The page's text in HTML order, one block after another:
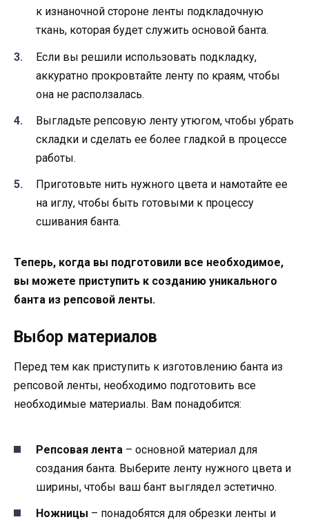
к изнаночной стороне ленты подкладочную
ткань, которая будет служить основой банта.
Если вы решили использовать подкладку,
аккуратно прокровтайте ленту по краям, чтобы
она не расползалась.
Выгладьте репсовую ленту утюгом, чтобы убрать
складки и сделать ее более гладкой в процессе
работы.
Приготовьте нить нужного цвета и намотайте ее
на иглу, чтобы быть готовыми к процессу
сшивания банта.
Теперь, когда вы подготовили все необходимое,
вы можете приступить к созданию уникального
банта из репсовой ленты.
Выбор материалов
Перед тем как приступить к изготовлению банта из
репсовой ленты, необходимо подготовить все
необходимые материалы. Вам понадобится:
Репсовая лента – основной материал для
создания банта. Выберите ленту нужного цвета и
ширины, чтобы ваш бант выглядел эстетично.
Ножницы – понадобятся для обрезки ленты и